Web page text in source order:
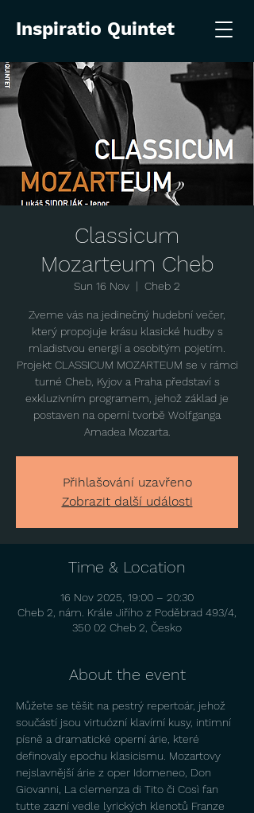
Inspiratio Quintet
Classicum
Mozarteum Cheb
Sun 16 Nov
  |
Cheb 2
Zveme vás na jedinečný hudební večer,
který propojuje krásu klasické hudby s
mladistvou energií a osobitým pojetím.
Projekt CLASSICUM MOZARTEUM se v rámci
turné Cheb, Kyjov a Praha představí s
exkluzivním programem, jehož základ je
postaven na operní tvorbě Wolfganga
Amadea Mozarta.
Přihlašování uzavřeno
Zobrazit další události
Time & Location
16 Nov 2025, 19:00 – 20:30
Cheb 2, nám. Krále Jiřího z Poděbrad 493/4,
350 02 Cheb 2, Česko
About the event
Můžete se těšit na pestrý repertoár, jehož
součástí jsou virtuózní klavírní kusy, intimní
písně a dramatické operní árie, které
definovaly epochu klasicismu. Mozartovy
nejslavnější árie z oper Idomeneo, Don
Giovanni, La clemenza di Tito či Così fan
tutte zazní vedle lyrických klenotů Franze